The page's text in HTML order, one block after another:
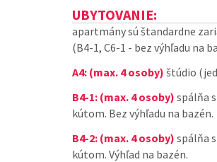
UBYTOVANIE:
apartmány sú štandardne
(B4-1, C6-1 - bez výhľadu na
A4: (max. 4 osoby) štúdio
B4-1: (max. 4 osoby) spálňa
kútom. Bez výhľadu na bazén.
B4-2: (max. 4 osoby) spálňa
kútom. Výhľad na bazén.